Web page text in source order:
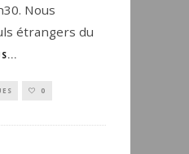
Nous
étrangers du
0